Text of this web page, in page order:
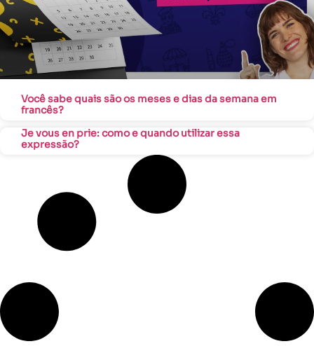
Você sabe quais são os meses e dias da semana em
francês?
Je vous en prie: como e quando utilizar essa
expressão?